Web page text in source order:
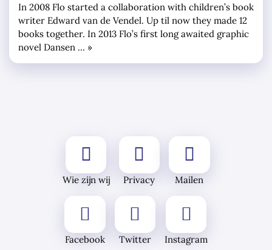
In 2008 Flo started a collaboration with children’s book
writer Edward van de Vendel. Up til now they made 12
books together. In 2013 Flo’s first long awaited graphic
novel Dansen … »
Wie zijn wij Privacy Mailen
Facebook Twitter Instagram